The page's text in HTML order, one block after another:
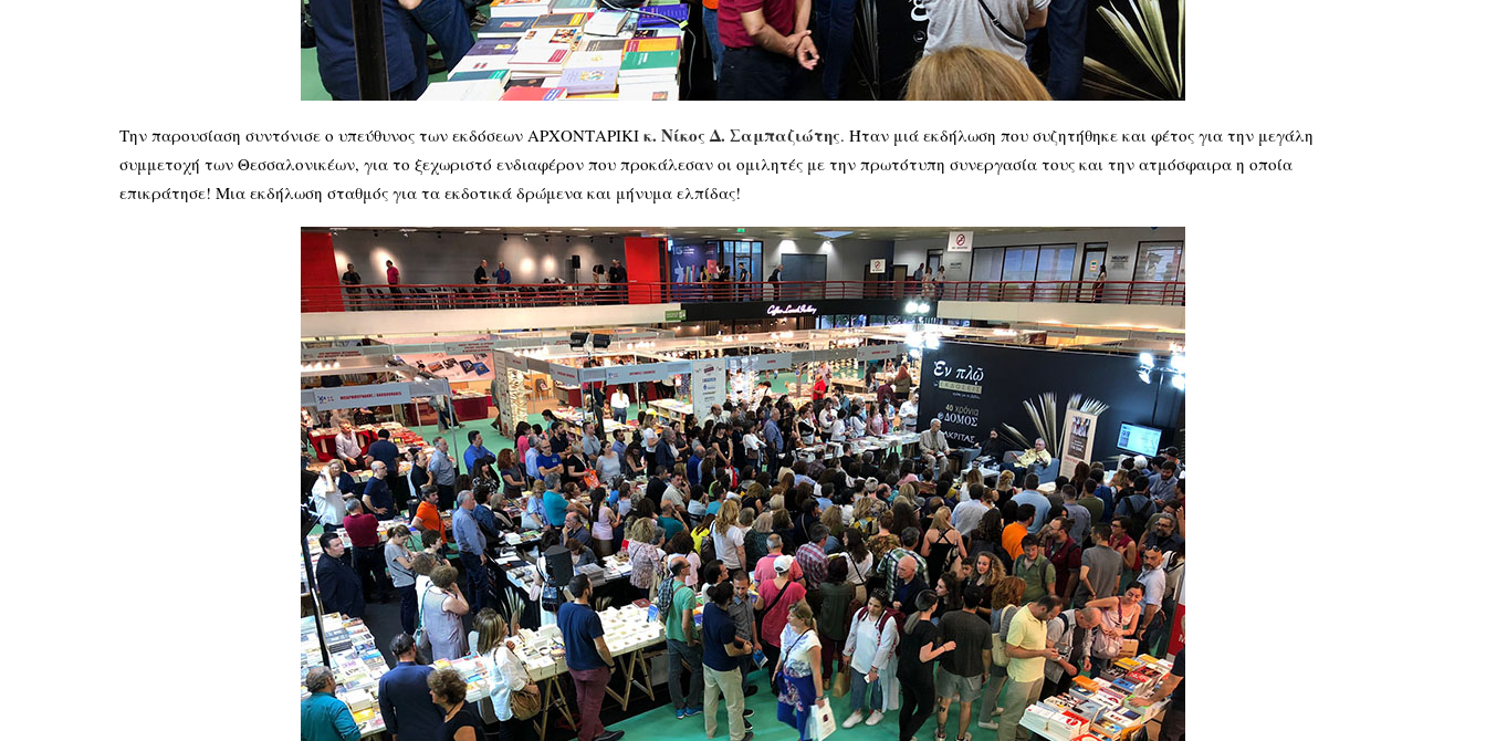
Την παρουσίαση συντόνισε ο υπεύθυνος των εκδόσεων ΑΡΧΟΝΤΑΡΙΚΙ κ. Νίκος Δ. Σαμπαζιώτης. Ήταν μιά εκδήλωση που συζητήθηκε και φέτος για την μεγάλη
συμμετοχή των Θεσσαλονικέων, για το ξεχωριστό ενδιαφέρον που προκάλεσαν οι ομιλητές με την πρωτότυπη συνεργασία τους και την ατμόσφαιρα η οποία
επικράτησε! Μια εκδήλωση σταθμός για τα εκδοτικά δρώμενα και μήνυμα ελπίδας!